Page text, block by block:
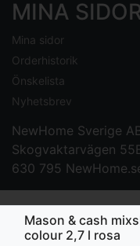
Mason & cash
colour 2,7 l rosa
MINA
Mina sidor
Orderhistorik
Önskelista
Nyhetsbrev
NewHome Sverige
Skogvaktarvägen
630 795